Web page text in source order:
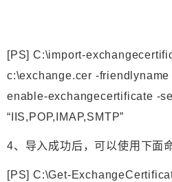
[PS] C:\import-
c:\exchange.cer -friendlyname
enable-exchangecertificate -
“IIS,POP,IMAP,SMTP”
4、导入成功后，可以使用下面
[PS] C:\Get-